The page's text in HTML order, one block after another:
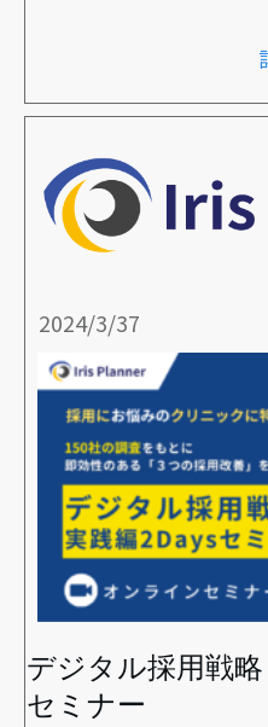
詳しく
2024/3/37
デジタル採用戦
セミナー